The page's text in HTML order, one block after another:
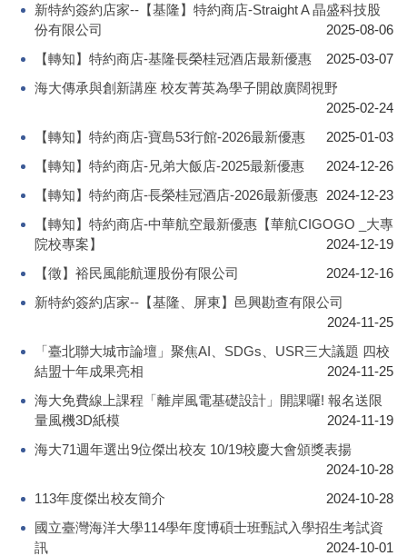
新特約簽約店家--【基隆】特約商店-Straight A 晶盛科技股
份有限公司
2025-08-06
【轉知】特約商店-基隆長榮桂冠酒店最新優惠
2025-03-07
海大傳承與創新講座 校友菁英為學子開啟廣闊視野
2025-02-24
【轉知】特約商店-寶島53行館-2026最新優惠
2025-01-03
【轉知】特約商店-兄弟大飯店-2025最新優惠
2024-12-26
【轉知】特約商店-長榮桂冠酒店-2026最新優惠
2024-12-23
【轉知】特約商店-中華航空最新優惠【華航CIGOGO _大專
院校專案】
2024-12-19
【徵】裕民風能航運股份有限公司
2024-12-16
新特約簽約店家--【基隆、屏東】邑興勘查有限公司
2024-11-25
「臺北聯大城市論壇」聚焦AI、SDGs、USR三大議題 四校
結盟十年成果亮相
2024-11-25
海大免費線上課程「離岸風電基礎設計」開課囉! 報名送限
量風機3D紙模
2024-11-19
海大71週年選出9位傑出校友 10/19校慶大會頒獎表揚
2024-10-28
113年度傑出校友簡介
2024-10-28
國立臺灣海洋大學114學年度博碩士班甄試入學招生考試資
訊
2024-10-01